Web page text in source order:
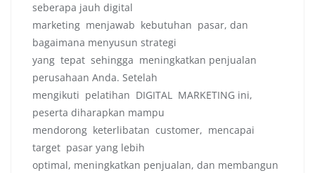
seberapa jauh digital
marketing menjawab kebutuhan pasar, dan
bagaimana menyusun strategi
yang tepat sehingga meningkatkan penjualan
perusahaan Anda. Setelah
mengikuti pelatihan DIGITAL MARKETING ini,
peserta diharapkan mampu
mendorong keterlibatan customer, mencapai
target pasar yang lebih
optimal, meningkatkan penjualan, dan membangun